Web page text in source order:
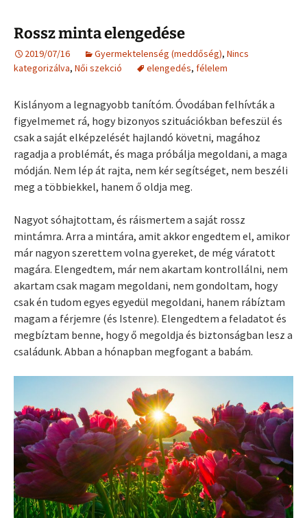
Rossz minta elengedése
2019/07/16 Gyermektelenség (meddőség), Nincs
kategorizálva, Női szekció elengedés, félelem
Kislányom a legnagyobb tanítóm. Óvodában felhívták a
figyelmemet rá, hogy bizonyos szituációkban befeszül és
csak a saját elképzelését hajlandó követni, magához
ragadja a problémát, és maga próbálja megoldani, a maga
módján. Nem lép át rajta, nem kér segítséget, nem beszéli
meg a többiekkel, hanem ő oldja meg.
Nagyot sóhajtottam, és ráismertem a saját rossz
mintámra. Arra a mintára, amit akkor engedtem el, amikor
már nagyon szerettem volna gyereket, de még váratott
magára. Elengedtem, már nem akartam kontrollálni, nem
akartam csak magam megoldani, nem gondoltam, hogy
csak én tudom egyes egyedül megoldani, hanem rábíztam
magam a férjemre (és Istenre). Elengedtem a feladatot és
megbíztam benne, hogy ő megoldja és biztonságban lesz a
családunk. Abban a hónapban megfogant a babám.